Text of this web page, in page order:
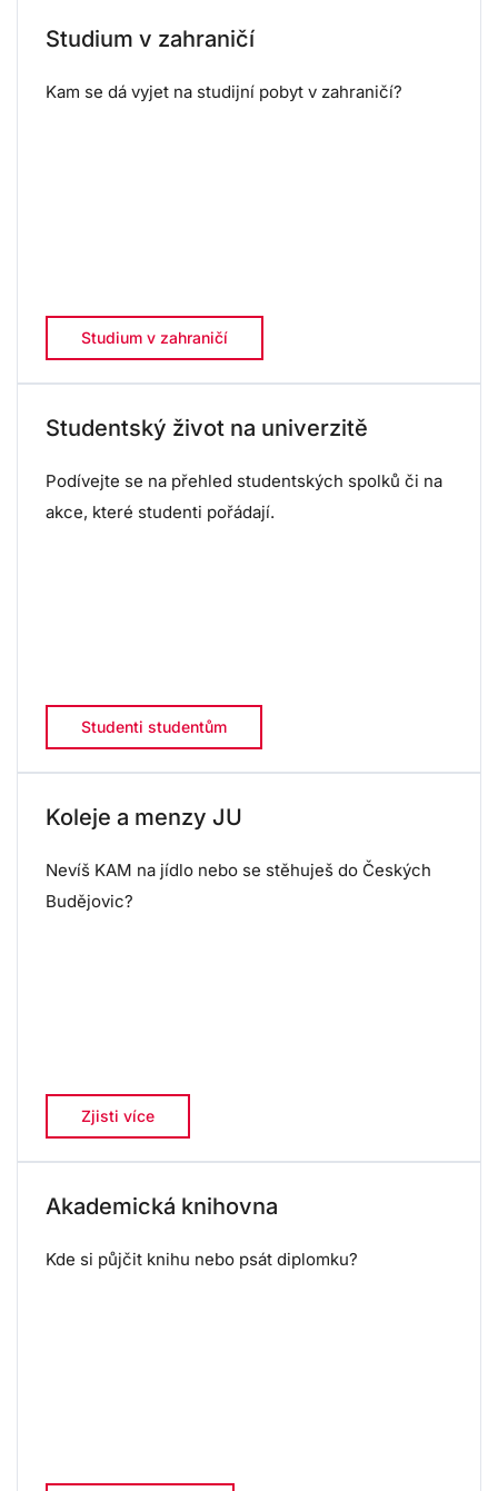
Studium v zahraničí
Kam se dá vyjet na studijní pobyt v zahraničí?
Studium v zahraničí
Studentský život na univerzitě
Podívejte se na přehled studentských spolků či na
akce, které studenti pořádají.
Studenti studentům
Koleje a menzy JU
Nevíš KAM na jídlo nebo se stěhuješ do Českých
Budějovic?
Zjisti více
Akademická knihovna
Kde si půjčit knihu nebo psát diplomku?